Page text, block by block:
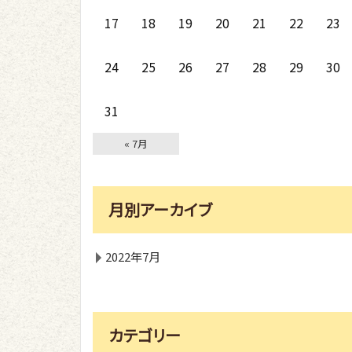
17 18 19 20 21 22 23
24 25 26 27 28 29 30
31
« 7月
月別アーカイブ
2022年7月
カテゴリー